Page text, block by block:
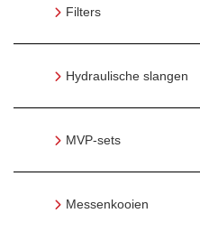
Filters
Hydraulische slangen
MVP-sets
Messenkooien